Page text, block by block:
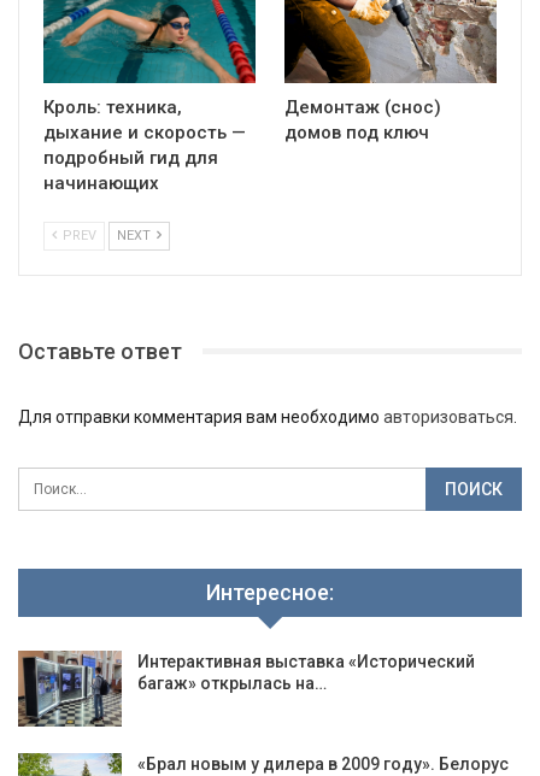
Кроль: техника,
дыхание и скорость —
подробный гид для
начинающих
Демонтаж (снос)
домов под ключ
PREV NEXT
Оставьте ответ
Для отправки комментария вам необходимо авторизоваться
Интересное:
Интерактивная выставка «Исторический
багаж» открылась на…
«Брал новым у дилера в 2009 году». Белорус